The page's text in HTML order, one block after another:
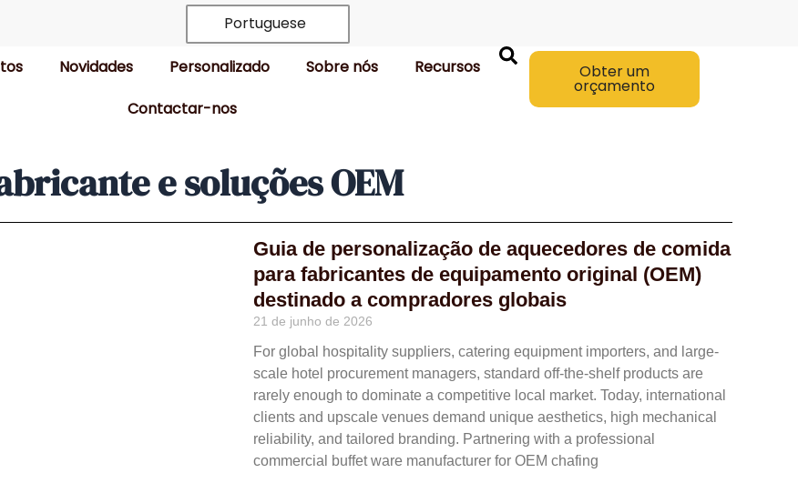
Portuguese
Novidades Personalizado Sobre nós
Recursos
Contactar-nos
Obter um
orçamento
e soluções OEM
Guia de personalização de aquecedores de comida
para fabricantes de equipamento original (OEM)
destinado a compradores globais
21 de junho de 2026
For global hospitality suppliers, catering equipment importers, and large-
scale hotel procurement managers, standard off-the-shelf products are
rarely enough to dominate a competitive local market. Today, international
clients and upscale venues demand unique aesthetics, high mechanical
reliability, and tailored branding. Partnering with a professional
commercial buffet ware manufacturer for OEM chafing